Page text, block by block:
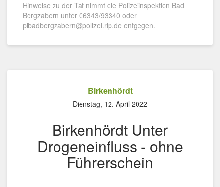
Hinweise zu der Tat nimmt die Polizeiinspektion Bad
Bergzabern unter 06343/93340 oder
pibadbergzabern@polizei.rlp.de entgegen.
Birkenhördt
Dienstag, 12. April 2022
Birkenhördt Unter
Drogeneinfluss - ohne
Führerschein